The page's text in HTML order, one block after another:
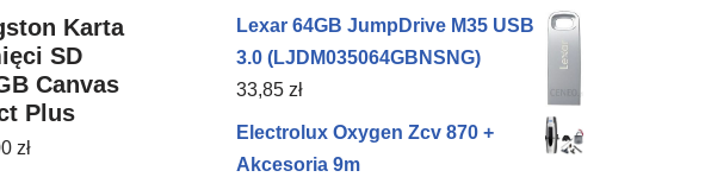
Karta
SD
Canvas
Plus
UHS-II U3
zł
Lexar 64GB JumpDrive M35 USB
3.0 (LJDM035064GBNSNG)
33,85 zł
Electrolux Oxygen Zcv 870 +
Akcesoria 9m